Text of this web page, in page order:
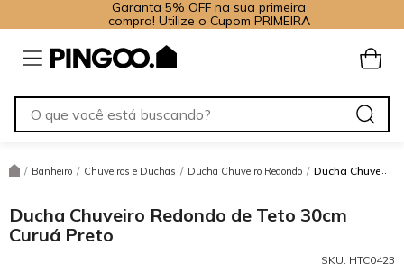
Garanta 5% OFF na sua primeira
compra! Utilize o Cupom PRIMEIRA
/ Banheiro / Chuveiros e Duchas / Ducha Chuveiro Redondo / Ducha Chuveiro
Ducha Chuveiro Redondo de Teto 30cm
Curuá Preto
SKU: HTC0423